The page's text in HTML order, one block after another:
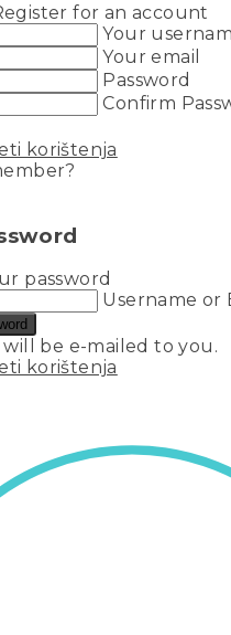
for an account
Your
Your email
Password
Confirm
korištenja
password
Username or
will be e-mailed to you.
korištenja